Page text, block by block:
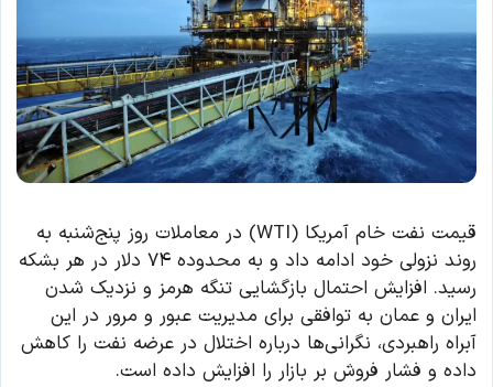
قیمت نفت خام آمریکا (WTI) در معاملات روز پنج‌شنبه به
روند نزولی خود ادامه داد و به محدوده ۷۴ دلار در هر بشکه
رسید. افزایش احتمال بازگشایی تنگه هرمز و نزدیک شدن
ایران و عمان به توافقی برای مدیریت عبور و مرور در این
آبراه راهبردی، نگرانی‌ها درباره اختلال در عرضه نفت را کاهش
داده و فشار فروش بر بازار را افزایش داده است.